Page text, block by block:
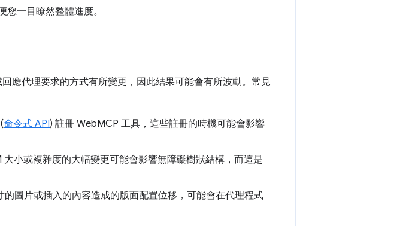
您一目瞭然整體進度。
應代理要求的方式有所變更，因此結果可能會有所波動。常見
命令式 API) 註冊 WebMCP 工具，這些註冊的時機可能會影響
大小或複雜度的大幅變更可能會影響無障礙樹狀結構，而這是
的圖片或插入的內容造成的版面配置位移，可能會在代理程式